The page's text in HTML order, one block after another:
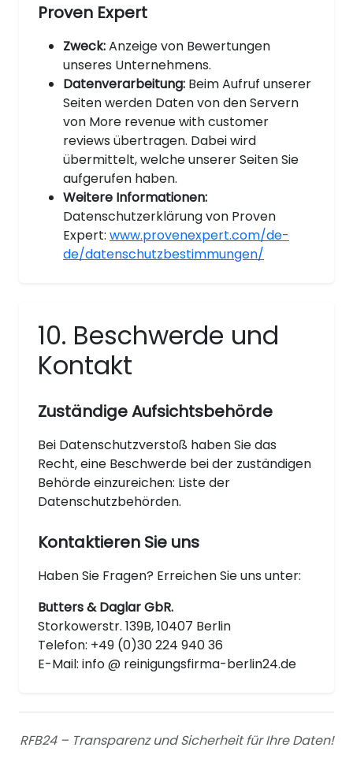
Proven Expert
Zweck:Anzeige von Bewertungen
unseres Unternehmens.
Datenverarbeitung: Beim Aufruf unserer
Seiten werden Daten von den Servern
von More revenue with customer
reviews übertragen. Dabei wird
übermittelt, welche unserer Seiten Sie
aufgerufen haben.
Weitere Informationen:
Datenschutzerklärung von Proven
Expert: www.provenexpert.com/de-
de/datenschutzbestimmungen/
10. Beschwerde und
Kontakt
Zuständige Aufsichtsbehörde
Bei Datenschutzverstoß haben Sie das
Recht, eine Beschwerde bei der zuständigen
Behörde einzureichen: Liste der
Datenschutzbehörden.
Kontaktieren Sie uns
Haben Sie Fragen? Erreichen Sie uns unter:
Butters & Daglar GbR.
Storkowerstr. 139B, 10407 Berlin
Telefon: +49 (0)30 224 940 36
E-Mail: info @ reinigungsfirma-berlin24.de
RFB24 – Transparenz und Sicherheit für Ihre Daten!